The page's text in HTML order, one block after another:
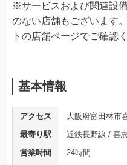
※サービスおよび関連設
のない店舗もございます
トの店舗ページでご確認
基本情報
アクセス
大阪府富田林市
最寄り駅
近鉄長野線 /
営業時間
24時間